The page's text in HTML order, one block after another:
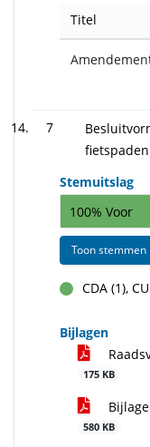
Titel
7
Stemuitslag
100% Voor
Toon stemmen
voor
CDA (1),
Bijlagen
175 KB
580 KB